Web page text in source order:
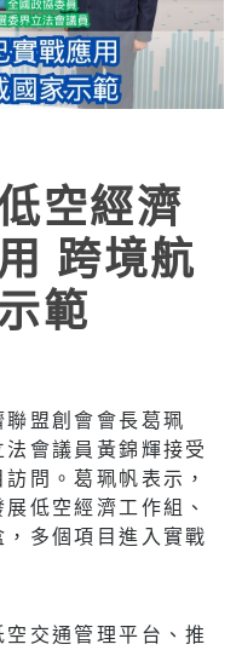
空經濟
跨境航
範
盟創會會長葛珮
會議員黃錦輝接受
問。葛珮帆表示，
低空經濟工作組、
多個項目進入實戰
交通管理平台、推